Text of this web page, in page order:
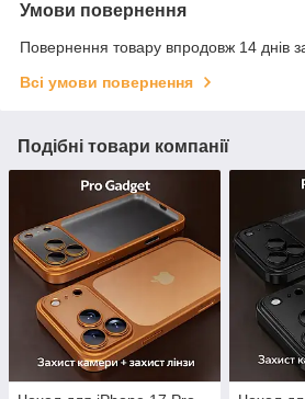
Умови повернення
Повернення товару впродовж 14 днів
Всі умови повернення
Подібні товари компанії